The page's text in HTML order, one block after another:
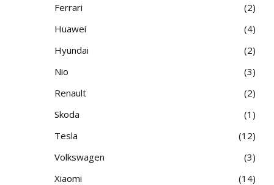
Ferrari
2
Huawei
4
Hyundai
2
Nio
3
Renault
2
Skoda
1
Tesla
12
Volkswagen
3
Xiaomi
14